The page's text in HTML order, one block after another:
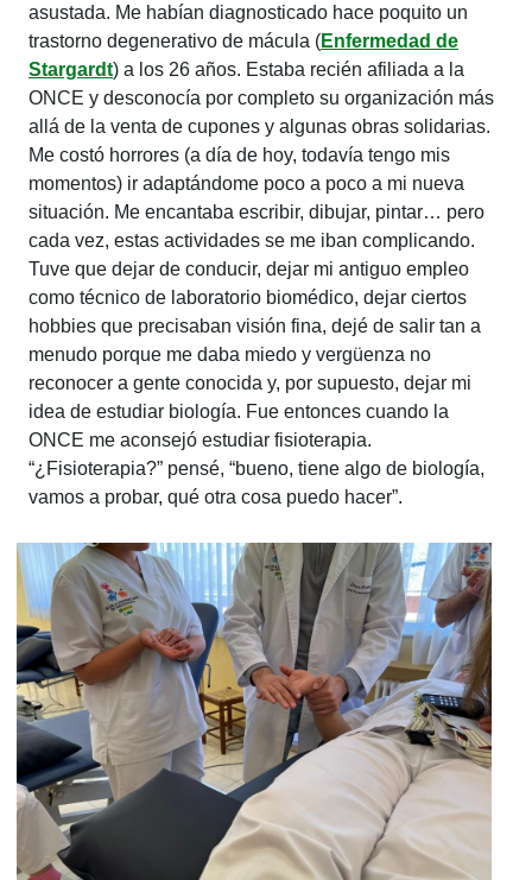
asustada. Me habían diagnosticado hace poquito un
trastorno degenerativo de mácula (Enfermedad de
Stargardt) a los 26 años. Estaba recién afiliada a la
ONCE y desconocía por completo su organización más
allá de la venta de cupones y algunas obras solidarias.
Me costó horrores (a día de hoy, todavía tengo mis
momentos) ir adaptándome poco a poco a mi nueva
situación. Me encantaba escribir, dibujar, pintar… pero
cada vez, estas actividades se me iban complicando.
Tuve que dejar de conducir, dejar mi antiguo empleo
como técnico de laboratorio biomédico, dejar ciertos
hobbies que precisaban visión fina, dejé de salir tan a
menudo porque me daba miedo y vergüenza no
reconocer a gente conocida y, por supuesto, dejar mi
idea de estudiar biología. Fue entonces cuando la
ONCE me aconsejó estudiar fisioterapia.
“¿Fisioterapia?” pensé, “bueno, tiene algo de biología,
vamos a probar, qué otra cosa puedo hacer”.